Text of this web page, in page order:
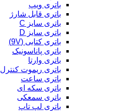
باتری ویپ
باتری قابل شارژ
باتری سایز C
باتری سایز D
باتری کتابی (9V)
باتری پاناسونیک
باتری وارتا
باتری ریموت کنترل
باتری ساعت
باتری سکه ای
باتری سمعکی
باتری لپ تاپ